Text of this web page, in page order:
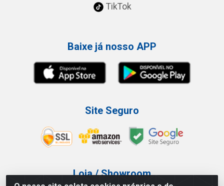
TikTok
Baixe já nosso APP
Site Seguro
Loja / Showroom